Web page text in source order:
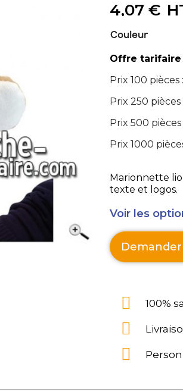
4,07 €
Couleur
Offre tarifaire
Prix 100 pièces
Prix 250
Prix 500
Prix 1000
Marionnette
texte et logos.
Voir les
100%